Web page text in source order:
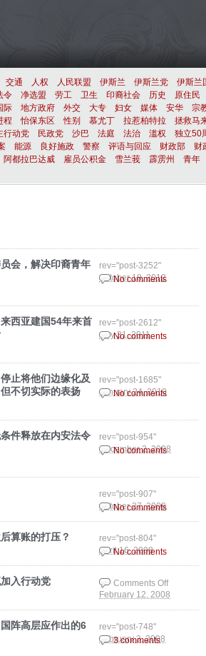
交通 人权 人民联盟 伊斯兰 伊斯兰党 伊斯兰
令 净选盟 劳工 卫生 印裔社会 历史 原住民
际 地方政府 外交 大专 妇女 媒体 安华 宗
程 怡保东区 性别 慕尤丁 拉惹柏特拉 拯救马
行动党 民政党 沙巴 法庭 法治 滥权 独立50
能源 良好施政 警察 评语与回应 财政部 财
阿都拉巴达威 雇员公积金 雪兰莪 霹雳州 青年
会，解决印裔青年
October 18, 2012
rev="post-3252"
No comments
西亚建国54年来首
July 31, 2011
rev="post-2612"
No comments
止将他们边缘化及
不切实际的表扬
January 24, 2010
rev="post-1685"
No comments
件释放在内安法令
December 2, 2008
rev="post-954"
No comments
October 27, 2008
rev="post-907"
No comments
算账的打压？
April 16, 2008
rev="post-804"
No comments
入行动党
February 12, 2008
Comments Off
on 三美威鲁似乎已开
始懵懂，只因为依斯
加入行动党
阵高层应作出的6
February 3, 2008
rev="post-748"
3 comments